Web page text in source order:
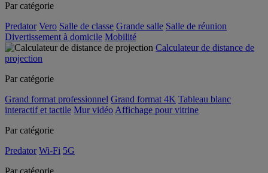
Par catégorie
Predator Vero Salle de classe Grande salle Salle de réunion
Divertissement à domicile Mobilité
Calculateur de distance de
projection
Par catégorie
Grand format professionnel Grand format 4K Tableau blanc
interactif et tactile Mur vidéo Affichage pour vitrine
Par catégorie
Predator Wi-Fi 5G
Par catégorie